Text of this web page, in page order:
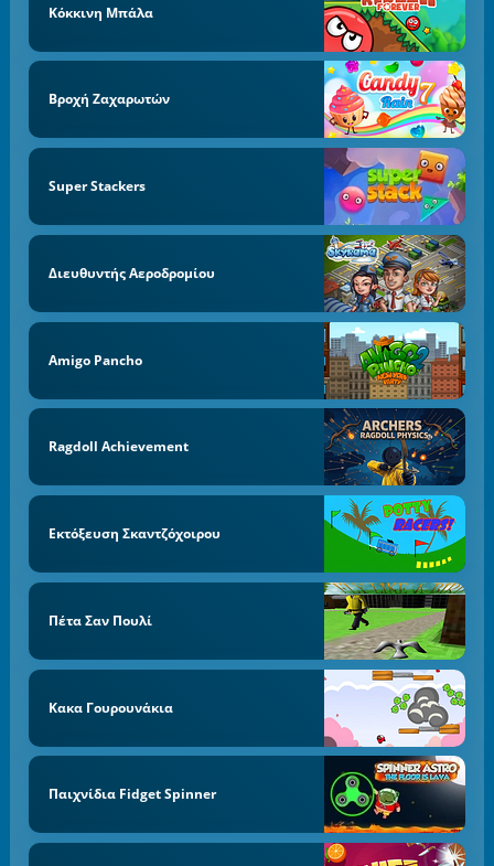
Κόκκινη Μπάλα
Βροχή Ζαχαρωτών
Super Stackers
Διευθυντής Αεροδρομίου
Amigo Pancho
Ragdoll Achievement
Εκτόξευση Σκαντζόχοιρου
Πέτα Σαν Πουλί
Κακα Γουρουνάκια
Παιχνίδια Fidget Spinner